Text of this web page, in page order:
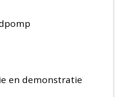
en demonstratie